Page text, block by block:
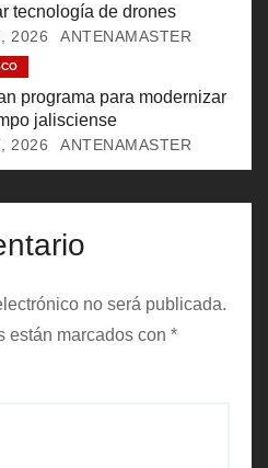
tecnología de drones
2026 ANTENAMASTER
programa para modernizar
jalisciense
2026 ANTENAMASTER
no será publicada.
están marcados con *